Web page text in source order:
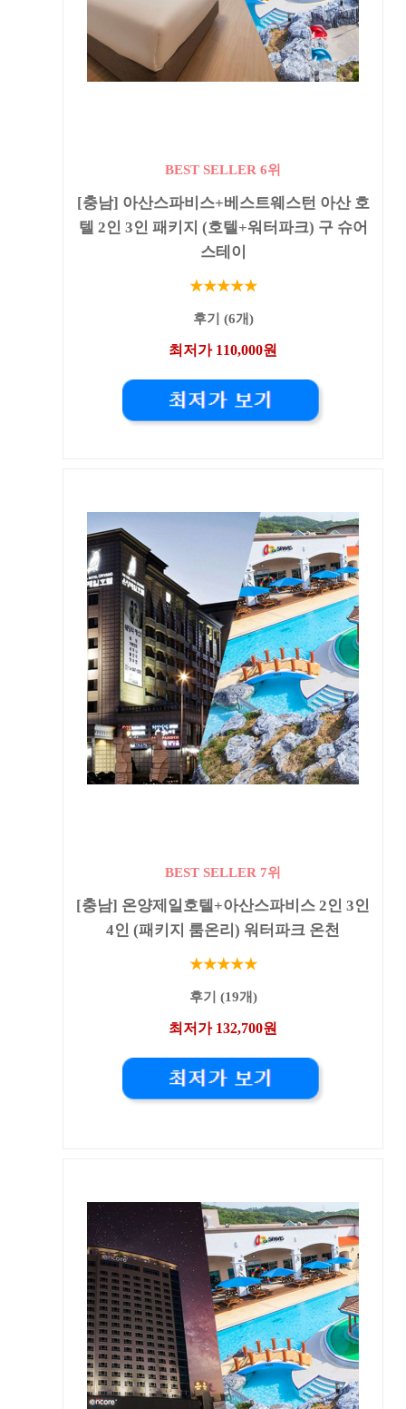
BEST SELLER 6위
[충남] 아산스파비스+베스트웨스턴 아산 호
텔 2인 3인 패키지 (호텔+워터파크) 구 슈어
스테이
★★★★★
후기 (6개)
최저가 110,000원
BEST SELLER 7위
[충남] 온양제일호텔+아산스파비스 2인 3인
4인 (패키지 룸온리) 워터파크 온천
★★★★★
후기 (19개)
최저가 132,700원